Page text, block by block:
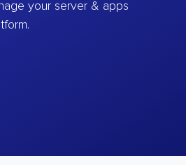
your server & apps